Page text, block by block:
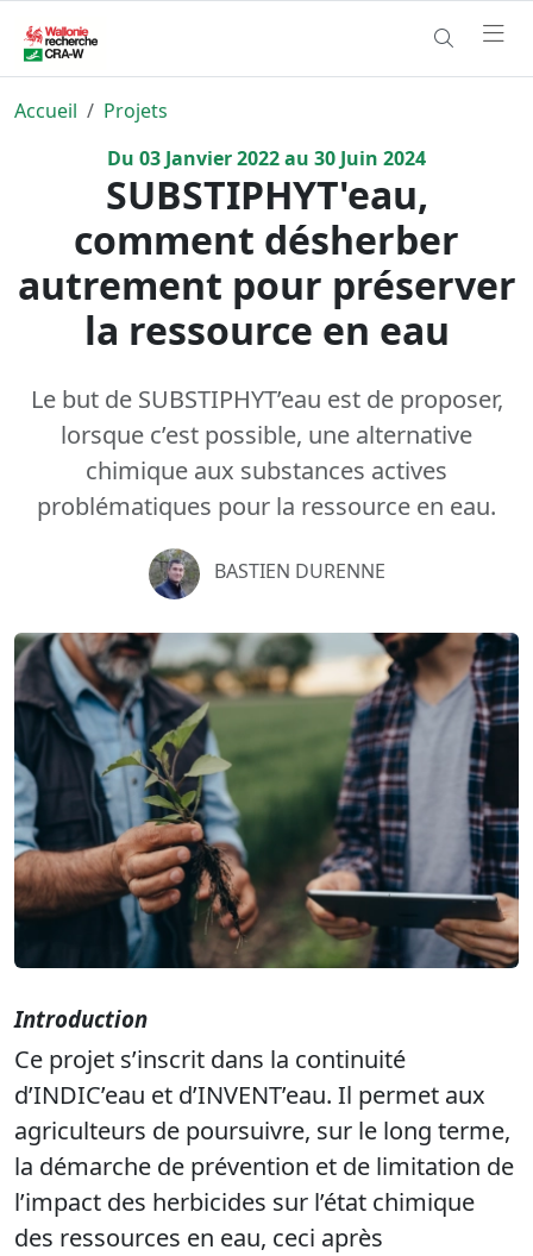
Accueil
Projets
Du 03 Janvier2022au 30 Juin 2024
SUBSTIPHYT'eau,
comment désherber
autrement pour préserver
la ressource en eau
Le but de SUBSTIPHYT’eau est de proposer,
lorsque c’est possible, une alternative
chimique aux substances actives
problématiques pour la ressource en eau.
BASTIEN DURENNE
Introduction
Ce projet s’inscrit dans la continuité
d’INDIC’eau et d’INVENT’eau. Il permet aux
agriculteurs de poursuivre, sur le long terme,
la démarche de prévention et de limitation de
l’impact des herbicides sur l’état chimique
des ressources en eau, ceci après